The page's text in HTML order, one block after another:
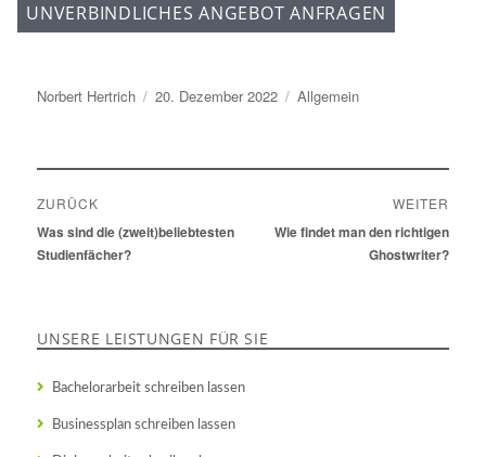
UNVERBINDLICHES ANGEBOT ANFRAGEN
Autor
Norbert Hertrich
Veröffentlicht
20. Dezember 2022 Kategorien
Allgemein
Beitragsnavigation
ZURÜCK
Vorheriger
Beitrag:
Was sind die (zweit)beliebtesten
Studienfächer?
WEITER
NächsterWie findet man den richtigen
Ghostwriter?
UNSERE LEISTUNGEN FÜR SIE
Bachelorarbeit schreiben lassen
Businessplan schreiben lassen